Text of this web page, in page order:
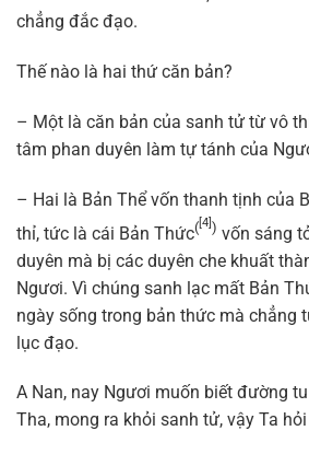
chẳng đắc đạo.
Thế nào là hai thứ căn bản?
– Một là căn bản của sanh tử từ vô
tâm phan duyên làm tự tánh của
– Hai là Bản Thể vốn thanh tịnh của
thỉ, tức là cái Bản Thức([4]) vốn sáng
duyên mà bị các duyên che khuất
Ngươi. Vì chúng sanh lạc mất Bản
ngày sống trong bản thức mà chẳng
lục đạo.
A Nan, nay Ngươi muốn biết đường
Tha, mong ra khỏi sanh tử, vậy Ta